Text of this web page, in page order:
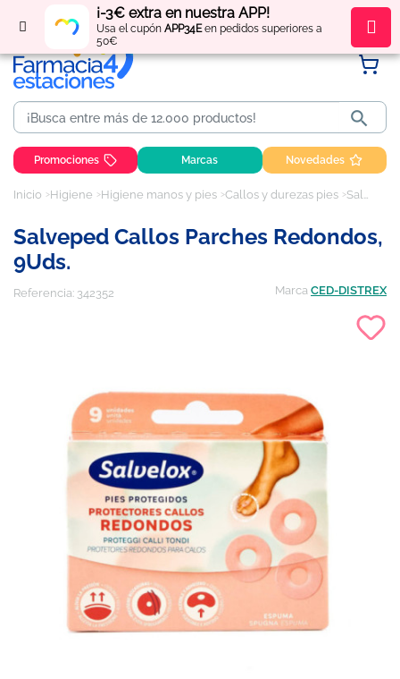
¡-3€ extra en nuestra APP!
Usa el cupón APP34Een pedidos superiores a
50€
Regístratey obténpuntos por tus compras

Promociones Marcas Novedades
Inicio Higiene Higiene manos y pies Callos y durezas pies Salveped Callos Parches Redondos, 9Uds.
Salveped Callos Parches Redondos,
9Uds.
Referencia: 342352 Marca CED-DISTREX